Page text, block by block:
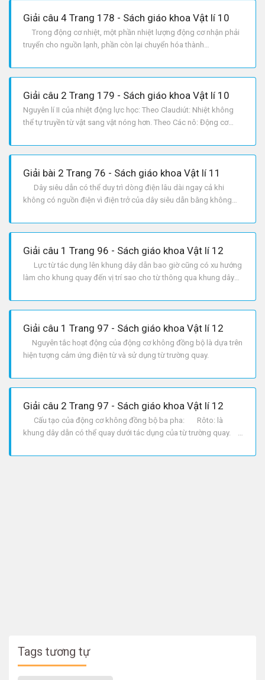
Tags tương tự
Giải câu 4 Trang 178 - Sách giáo khoa Vật lí 10
Trong động cơ nhiệt, một phần nhiệt lượng động cơ nhận phải
truyển cho nguồn lạnh, phần còn lại chuyển hóa thành
định luật bảo toàn và chuyển hóa năng lượng.
Giải câu 2 Trang 179 - Sách giáo khoa Vật lí 10
Nguyên lí II của nhiệt động lực học: Theo Claudiút: Nhiệt không
thể tự truyền từ vật sang vật nóng hơn. Theo Các nô: Động cơ
công cơ học.
Giải bài 2 Trang 76 - Sách giáo khoa Vật lí 11
Dây siêu dẫn có thể duy trì dòng điện lâu dài ngay cả khi
không có nguồn điện vì điện trở của dây siêu dẫn bằng không
dẫn. Không thể dùng dòng điện trong dây siêu dẫn để làm
Giải câu 1 Trang 96 - Sách giáo khoa Vật lí 12
Lực từ tác dụng lên khung dây dẫn bao giờ cũng có xu hướng
làm cho khung quay đến vị trí sao cho từ thông qua khung dây
vectơ cảm ứng từ overrightarrow{B}. Khi tốc độ quay của
Giải câu 1 Trang 97 - Sách giáo khoa Vật lí 12
Nguyên tắc hoạt động của động cơ không đồng bộ là dựa trên
hiện tượng cảm ứng điện từ và sử dụng từ trường quay.
Giải câu 2 Trang 97 - Sách giáo khoa Vật lí 12
Cấu tạo của động cơ không đồng bộ ba pha: Rôto: là
khung dây dẫn có thể quay dưới tác dụng của từ trường quay.
nhau đặt trên vòng tròn lệch nhau những góc 120^0. Nguyên